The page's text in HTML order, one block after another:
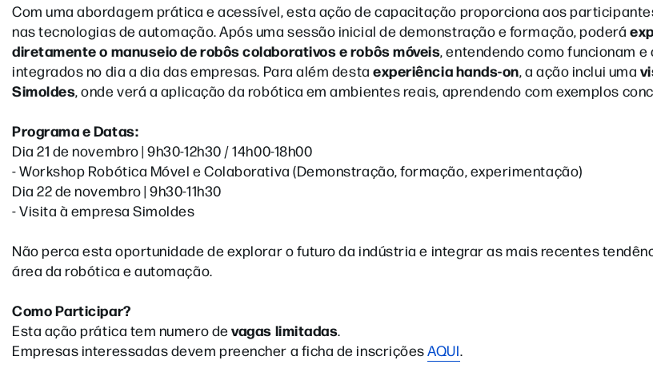
Com uma abordagem prática e acessível, esta ação de capacitação proporciona aos
nas tecnologias de automação. Após uma sessão inicial de demonstração e formação, poderá
diretamente o manuseio de robôs colaborativos e robôs móveis, entendendo como funcionam
integrados no dia a dia das empresas. Para além destaexperiência hands-on, a ação inclui uma
Simoldes, onde verá a aplicação da robótica em ambientes reais, aprendendo com exemplos
Programa e Datas:
Dia 21 de novembro | 9h30-12h30 / 14h00-18h00
- Workshop Robótica Móvel e Colaborativa (Demonstração, formação, experimentação)
Dia 22 de novembro | 9h30-11h30
- Visita à empresa Simoldes
Não perca esta oportunidade de explorar o futuro da indústria e integrar as mais recentes
área da robótica e automação.
Como Participar?
Esta ação prática tem numero de vagas limitadas.
Empresas interessadas devem preencher a ficha de inscriçõesAQUI.